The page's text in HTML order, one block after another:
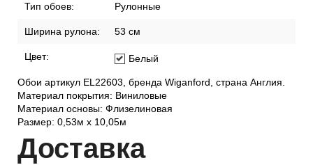
Тип обоев: Рулонные
Ширина рулона: 53 см
Цвет: Белый
Обои артикул EL22603, бренда Wiganford, страна Англия.
Материал покрытия: Виниловые
Материал основы: Флизелиновая
Размер: 0,53м x 10,05м
Доставка